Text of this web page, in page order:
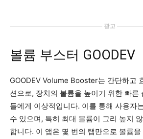
광고
볼륨 부스터 GOODEV
GOODEV Volume Booster는 간단하고
션으로, 장치의 볼륨을 높이기 위한 빠른
들에게 이상적입니다. 이를 통해 사용자
수 있으며, 특히 최대 볼륨이 그리 높지
합니다. 이 앱은 몇 번의 탭만으로 볼륨